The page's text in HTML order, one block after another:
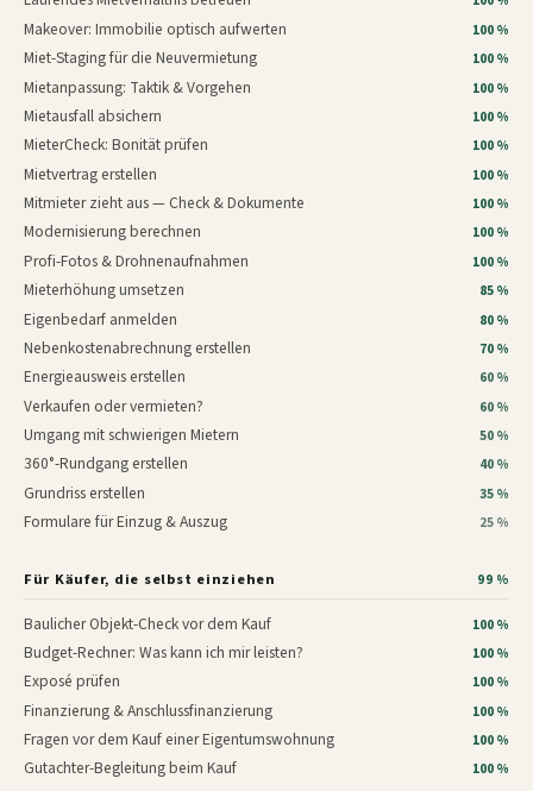
Makeover: Immobilie optisch aufwerten 100 %
Miet-Staging für die Neuvermietung 100 %
Mietanpassung: Taktik & Vorgehen 100 %
Mietausfall absichern 100 %
MieterCheck: Bonität prüfen 100 %
Mietvertrag erstellen 100 %
Mitmieter zieht aus — Check & Dokumente 100 %
Modernisierung berechnen 100 %
Profi-Fotos & Drohnenaufnahmen 100 %
Mieterhöhung umsetzen 85 %
Eigenbedarf anmelden 80 %
Nebenkostenabrechnung erstellen 70 %
Energieausweis erstellen 60 %
Verkaufen oder vermieten? 60 %
Umgang mit schwierigen Mietern 50 %
360°-Rundgang erstellen 40 %
Grundriss erstellen 35 %
Formulare für Einzug & Auszug 25 %
Für Käufer, die selbst einziehen 99 %
Baulicher Objekt-Check vor dem Kauf 100 %
Budget-Rechner: Was kann ich mir leisten? 100 %
Exposé prüfen 100 %
Finanzierung & Anschlussfinanzierung 100 %
Fragen vor dem Kauf einer Eigentumswohnung 100 %
Gutachter-Begleitung beim Kauf 100 %